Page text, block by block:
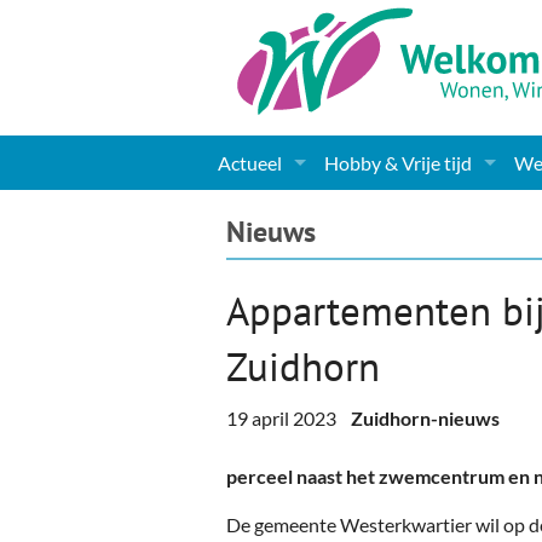
Actueel
Nieuws
Gemeente informatie
Dorpen
Woningaanbod
Columns & Redactioneel
Foto-pagina
Hobby & Vrije tijd
Kunst
Muziek
Podia & Dorpshuizen
Nieuws
Appartementen
Zuidhorn
19 april 2023 Zuidhorn-nieuws
perceel naast het zwemcentrum en
De gemeente Westerkwartier wil op